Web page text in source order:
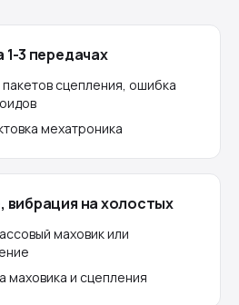
1-3 передачах
сцепления, ошибка
мехатроника
вибрация на холостых
маховик или
маховика и сцепления